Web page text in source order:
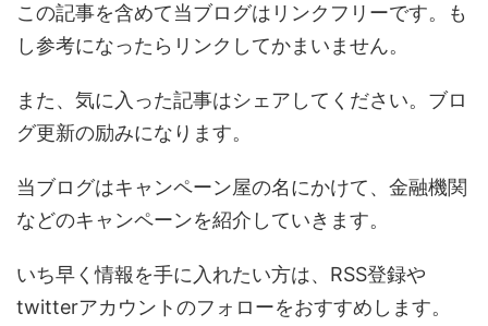
この記事を含めて当ブログはリンクフリーです。も
し参考になったらリンクしてかまいません。
また、気に入った記事はシェアしてください。ブロ
グ更新の励みになります。
当ブログはキャンペーン屋の名にかけて、金融機関
などのキャンペーンを紹介していきます。
いち早く情報を手に入れたい方は、RSS登録や
twitterアカウントのフォローをおすすめします。